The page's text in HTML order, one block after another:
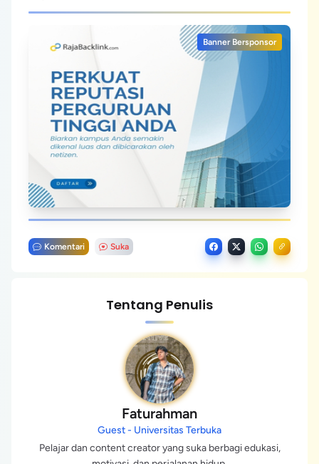
Banner Bersponsor
Komentari Suka
Tentang Penulis
Faturahman
Guest - Universitas Terbuka
Pelajar dan content creator yang suka berbagi edukasi,